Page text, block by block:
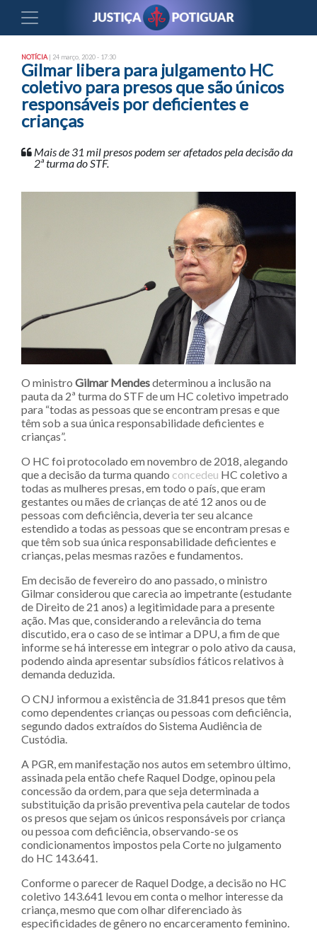
NOTÍCIA | 24 março, 2020 - 17:30
Gilmar libera para julgamento HC
coletivo para presos que são únicos
responsáveis por deficientes e
crianças
Mais de 31 mil presos podem ser afetados pela decisão da
2ª turma do STF.
O ministro Gilmar Mendesdeterminou a inclusão na
pauta da 2ª turma do STF de um HC coletivo impetrado
para “todas as pessoas que se encontram presas e que
têm sob a sua única responsabilidade deficientes e
crianças”.
O HC foi protocolado em novembro de 2018, alegando
que a decisão da turma quando concedeu HC coletivo a
todas as mulheres presas, em todo o país, que eram
gestantes ou mães de crianças de até 12 anos ou de
pessoas com deficiência, deveria ter seu alcance
estendido a todas as pessoas que se encontram presas e
que têm sob sua única responsabilidade deficientes e
crianças, pelas mesmas razões e fundamentos.
Em decisão de fevereiro do ano passado, o ministro
Gilmar considerou que carecia ao impetrante (estudante
de Direito de 21 anos) a legitimidade para a presente
ação. Mas que, considerando a relevância do tema
discutido, era o caso de se intimar a DPU, a fim de que
informe se há interesse em integrar o polo ativo da causa,
podendo ainda apresentar subsídios fáticos relativos à
demanda deduzida.
O CNJ informou a existência de 31.841 presos que têm
como dependentes crianças ou pessoas com deficiência,
segundo dados extraídos do Sistema Audiência de
Custódia.
A PGR, em manifestação nos autos em setembro último,
assinada pela então chefe Raquel Dodge, opinou pela
concessão da ordem, para que seja determinada a
substituição da prisão preventiva pela cautelar de todos
os presos que sejam os únicos responsáveis por criança
ou pessoa com deficiência, observando-se os
condicionamentos impostos pela Corte no julgamento
do HC 143.641.
Conforme o parecer de Raquel Dodge, a decisão no HC
coletivo 143.641 levou em conta o melhor interesse da
criança, mesmo que com olhar diferenciado às
especificidades de gênero no encarceramento feminino.